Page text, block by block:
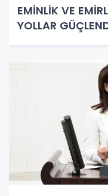
EMİNLİK VE
YOLLAR